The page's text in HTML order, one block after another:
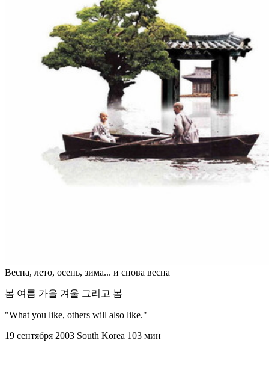
Весна, лето, осень, зима... и снова весна
봄 여름 가을 겨울 그리고 봄
"What you like, others will also like."
19 сентября 2003 South Korea 103 мин